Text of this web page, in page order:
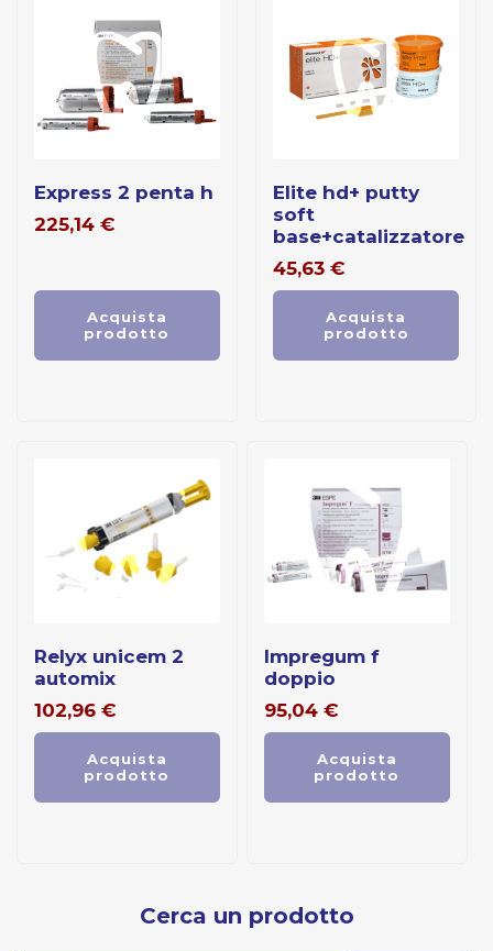
express 2 penta h
225,14 €
Acquista
prodotto
elite hd+ putty
soft
base+catalizzatore
45,63 €
Acquista
prodotto
relyx unicem 2
automix
102,96 €
Acquista
prodotto
impregum f
doppio
95,04 €
Acquista
prodotto
Cerca un prodotto